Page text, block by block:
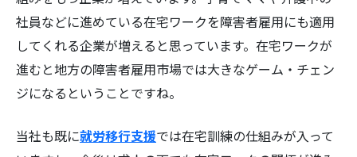
社員などに進めている在宅ワークを障害者雇用にも適用
してくれる企業が増えると思っています。在宅ワークが
進むと地方の障害者雇用市場では大きなゲーム・チェン
ジになるということですね。
当社も既に就労移行支援では在宅訓練の仕組みが入って